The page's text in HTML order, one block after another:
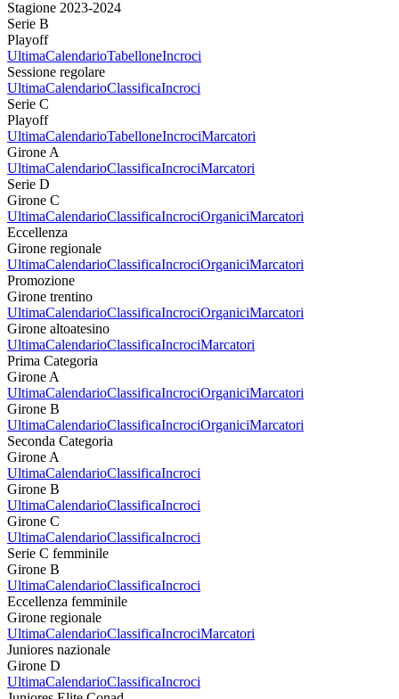
Stagione 2023-2024
Serie B
Playoff
UltimaCalendarioTabelloneIncroci
Sessione regolare
UltimaCalendarioClassificaIncroci
Serie C
Playoff
UltimaCalendarioTabelloneIncrociMarcatori
Girone A
UltimaCalendarioClassificaIncrociMarcatori
Serie D
Girone C
UltimaCalendarioClassificaIncrociOrganiciMarcatori
Eccellenza
Girone regionale
UltimaCalendarioClassificaIncrociOrganiciMarcatori
Promozione
Girone trentino
UltimaCalendarioClassificaIncrociOrganiciMarcatori
Girone altoatesino
UltimaCalendarioClassificaIncrociMarcatori
Prima Categoria
Girone A
UltimaCalendarioClassificaIncrociOrganiciMarcatori
Girone B
UltimaCalendarioClassificaIncrociOrganiciMarcatori
Seconda Categoria
Girone A
UltimaCalendarioClassificaIncroci
Girone B
UltimaCalendarioClassificaIncroci
Girone C
UltimaCalendarioClassificaIncroci
Serie C femminile
Girone B
UltimaCalendarioClassificaIncroci
Eccellenza femminile
Girone regionale
UltimaCalendarioClassificaIncrociMarcatori
Juniores nazionale
Girone D
UltimaCalendarioClassificaIncroci